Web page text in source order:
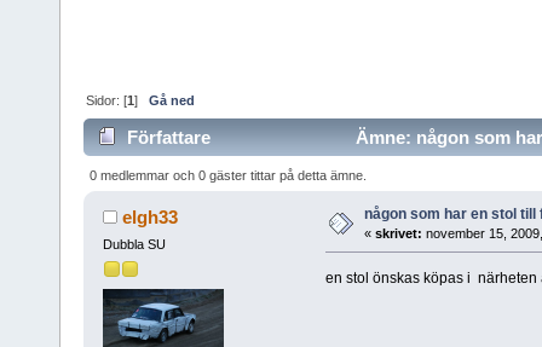
Sidor: [1]Gå ned
Författare Ämne: någon som
0 medlemmar och 0 gäster tittar på detta ämne.
elgh33
Dubbla SU
någon som har en stol till
« skrivet: november 15,
en stol önskas köpas i